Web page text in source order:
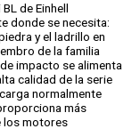
de Einhell
donde se necesita:
y el ladrillo en
de la familia
impacto se alimenta
calidad de la serie
normalmente
más
los motores